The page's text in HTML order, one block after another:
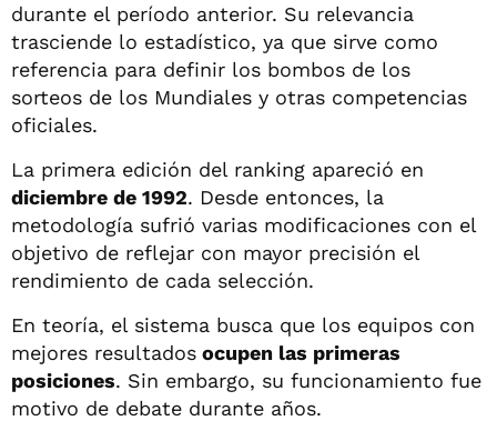
durante el período anterior. Su relevancia
trasciende lo estadístico, ya que sirve como
referencia para definir los bombos de los
sorteos de los Mundiales y otras competencias
oficiales.
La primera edición del ranking apareció en
diciembre de 1992. Desde entonces, la
metodología sufrió varias modificaciones con el
objetivo de reflejar con mayor precisión el
rendimiento de cada selección.
En teoría, el sistema busca que los equipos con
mejores resultados ocupen las primeras
posiciones. Sin embargo, su funcionamiento fue
motivo de debate durante años.